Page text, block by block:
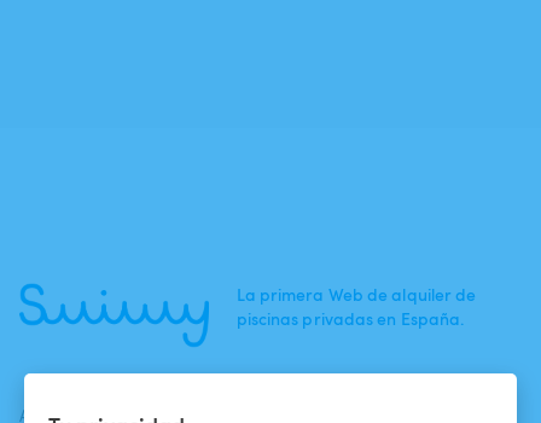
La primera Web de alquiler de
piscinas privadas en España.
ACTUALIDADES